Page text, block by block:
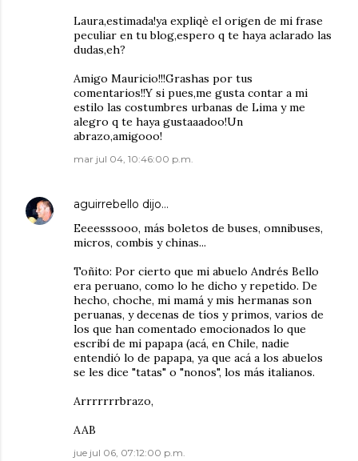
Laura,estimada!ya expliqè el origen de mi frase
peculiar en tu blog,espero q te haya aclarado las
dudas,eh?
Amigo Mauricio!!!Grashas por tus
comentarios!!Y si pues,me gusta contar a mi
estilo las costumbres urbanas de Lima y me
alegro q te haya gustaaadoo!Un
abrazo,amigooo!
mar jul 04, 10:46:00 p.m.
aguirrebello dijo…
Eeeesssooo, más boletos de buses, omnibuses,
micros, combis y chinas...
Toñito: Por cierto que mi abuelo Andrés Bello
era peruano, como lo he dicho y repetido. De
hecho, choche, mi mamá y mis hermanas son
peruanas, y decenas de tíos y primos, varios de
los que han comentado emocionados lo que
escribí de mi papapa (acá, en Chile, nadie
entendió lo de papapa, ya que acá a los abuelos
se les dice "tatas" o "nonos", los más italianos.
Arrrrrrrbrazo,
AAB
jue jul 06, 07:12:00 p.m.